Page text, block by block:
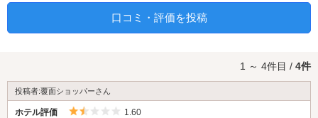
口コミ・評価を投稿
1 ～ 4件目 / 4件
投稿者:覆面ショッパーさん
ホテル評価 5つ星のうち1.5
1.60